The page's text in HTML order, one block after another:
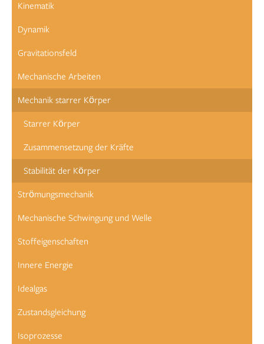
Kinematik
Dynamik
Gravitationsfeld
Mechanische Arbeiten
Mechanik starrer Körper
Starrer Körper
Zusammensetzung der Kräfte
Stabilität der Körper
Strömungsmechanik
Mechanische Schwingung und Welle
Stoffeigenschaften
Innere Energie
Idealgas
Zustandsgleichung
Isoprozesse